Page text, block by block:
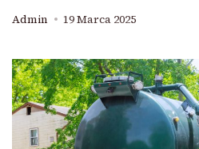
Admin 19 Marca 2025